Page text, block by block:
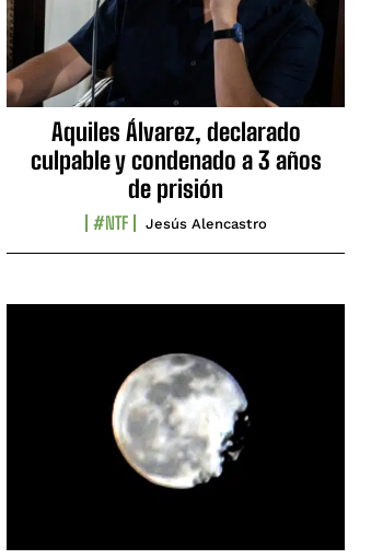
Aquiles Álvarez, declarado
culpable y condenado a 3 años
de prisión
#NTF Jesús Alencastro